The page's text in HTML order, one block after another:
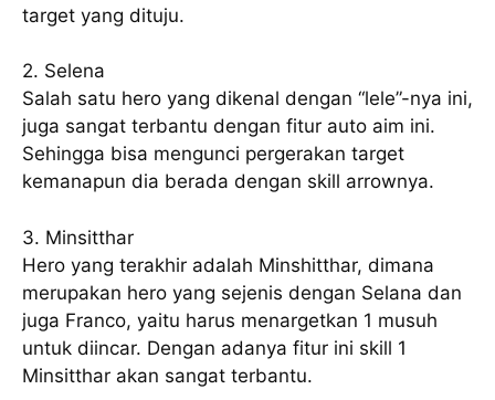
target yang dituju.
2. Selena
Salah satu hero yang dikenal dengan “lele”-nya ini,
juga sangat terbantu dengan fitur auto aim ini.
Sehingga bisa mengunci pergerakan target
kemanapun dia berada dengan skill arrownya.
3. Minsitthar
Hero yang terakhir adalah Minshitthar, dimana
merupakan hero yang sejenis dengan Selana dan
juga Franco, yaitu harus menargetkan 1 musuh
untuk diincar. Dengan adanya fitur ini skill 1
Minsitthar akan sangat terbantu.